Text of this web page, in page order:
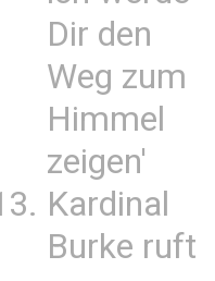
Dir den
Weg zum
Himmel
zeigen'
Kardinal
Burke ruft